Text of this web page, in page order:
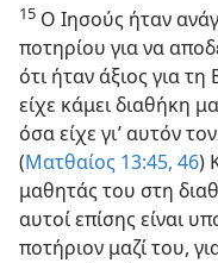
15 Ο Ιησούς ήταν
ποτηρίου για να
ότι ήταν άξιος για
είχε κάμει διαθήκη
όσα είχε γι’ αυτόν
(Ματθαίος 13:45, 46)
μαθητάς του στη
αυτοί επίσης είναι
ποτήριον μαζί του,